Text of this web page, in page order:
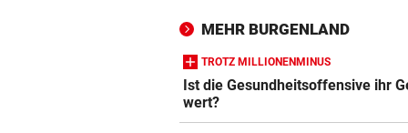
MEHR BURGENLAND
TROTZ MILLIONENMINUS
Ist die Gesundheitsoffensive ihr
wert?